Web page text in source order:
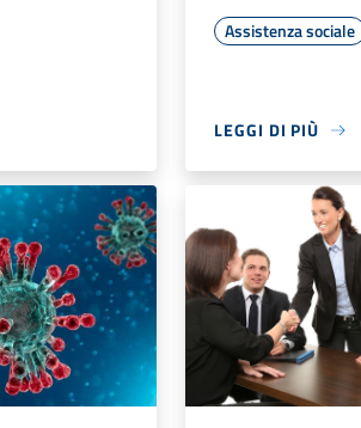
Assistenza sociale
LEGGI DI PIÙ